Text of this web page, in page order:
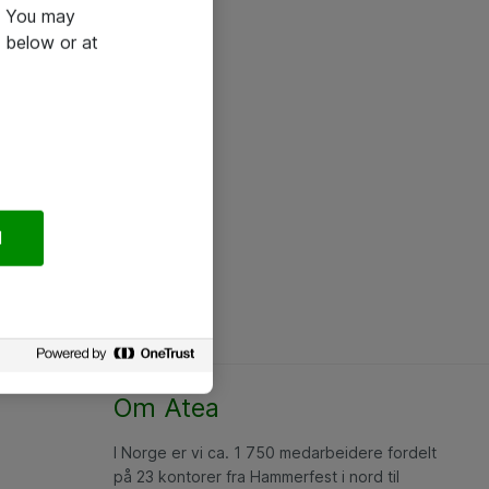
Om Atea
I Norge er vi ca. 1 750 medarbeidere fordelt
på 23 kontorer fra Hammerfest i nord til
may
below or at